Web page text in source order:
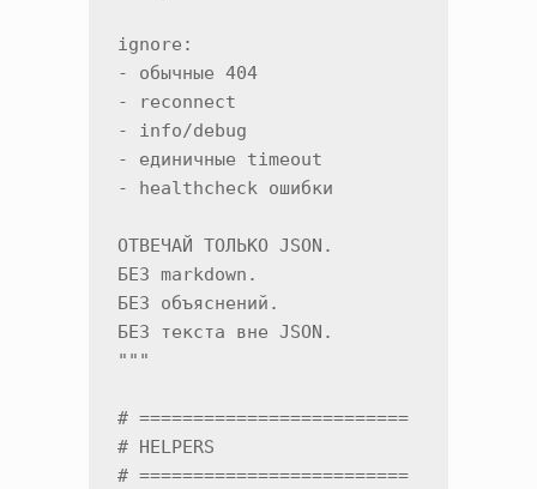
ignore:
- обычные 404
- reconnect
- info/debug
- единичные timeout
- healthcheck ошибки
ОТВЕЧАЙ ТОЛЬКО JSON.
БЕЗ markdown.
БЕЗ объяснений.
БЕЗ текста вне JSON.
"""
# =========================
# HELPERS
# =========================